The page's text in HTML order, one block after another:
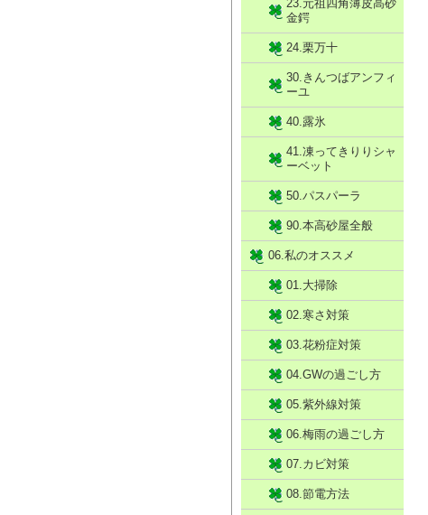
23.元祖四角薄皮高砂
金鍔
24.栗万十
30.きんつばアンフィ
ーユ
40.露氷
41.凍ってきりりシャ
ーベット
50.パスパーラ
90.本高砂屋全般
06.私のオススメ
01.大掃除
02.寒さ対策
03.花粉症対策
04.GWの過ごし方
05.紫外線対策
06.梅雨の過ごし方
07.カビ対策
08.節電方法